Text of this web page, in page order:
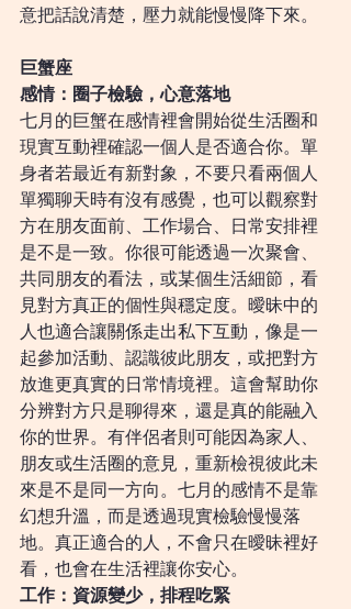
意把話說清楚，壓力就能慢慢降下來。
巨蟹座
感情：圈子檢驗，心意落地
七月的巨蟹在感情裡會開始從生活圈和
現實互動裡確認一個人是否適合你。單
身者若最近有新對象，不要只看兩個人
單獨聊天時有沒有感覺，也可以觀察對
方在朋友面前、工作場合、日常安排裡
是不是一致。你很可能透過一次聚會、
共同朋友的看法，或某個生活細節，看
見對方真正的個性與穩定度。曖昧中的
人也適合讓關係走出私下互動，像是一
起參加活動、認識彼此朋友，或把對方
放進更真實的日常情境裡。這會幫助你
分辨對方只是聊得來，還是真的能融入
你的世界。有伴侶者則可能因為家人、
朋友或生活圈的意見，重新檢視彼此未
來是不是同一方向。七月的感情不是靠
幻想升溫，而是透過現實檢驗慢慢落
地。真正適合的人，不會只在曖昧裡好
看，也會在生活裡讓你安心。
工作：資源變少，排程吃緊